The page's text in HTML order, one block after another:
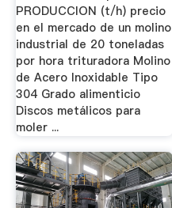
PRODUCCION (t/h) precio
en el mercado de un molino
industrial de 20 toneladas
por hora trituradora Molino
de Acero Inoxidable Tipo
304 Grado alimenticio
Discos metálicos para
moler ...